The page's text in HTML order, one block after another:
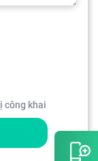
công khai